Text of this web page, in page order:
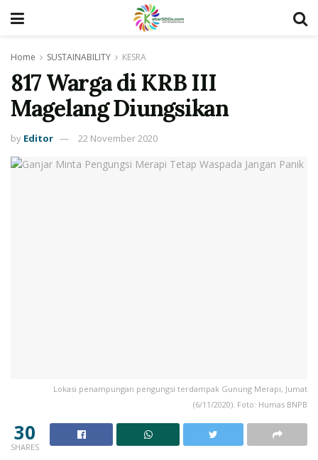
Home SUSTAINABILITY KESRA
817 Warga di KRB III
Magelang Diungsikan
by Editor 22 November 2020
Lokasi penampungan pengungsi terdampak Gunung Merapi, Jumat
(6/11/2020). Foto: Humas BNPB
30
SHARES